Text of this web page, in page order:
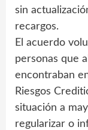
sin
recargos.
El acuerdo
personas que
encontraban
Riesgos
situación a
regularizar o